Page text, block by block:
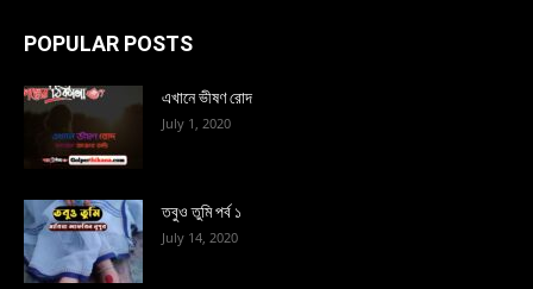
POPULAR POSTS
এখানে ভীষণ রোদ
July 1, 2020
তবুও তুমি পর্ব ১
July 14, 2020